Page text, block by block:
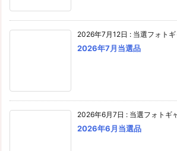
2026年7月12日 : 当選フォト
2026年7月当選品
2026年6月7日 : 当選フォトギ
2026年6月当選品